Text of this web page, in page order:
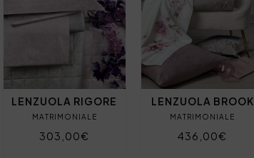
LENZUOLA RIGORE
MATRIMONIALE
303,00€
LENZUOLA BROOK
MATRIMONIALE
436,00€